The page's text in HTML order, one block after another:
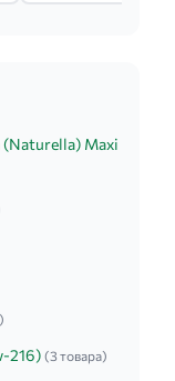
(Naturella) Maxi
216) (3 товара)